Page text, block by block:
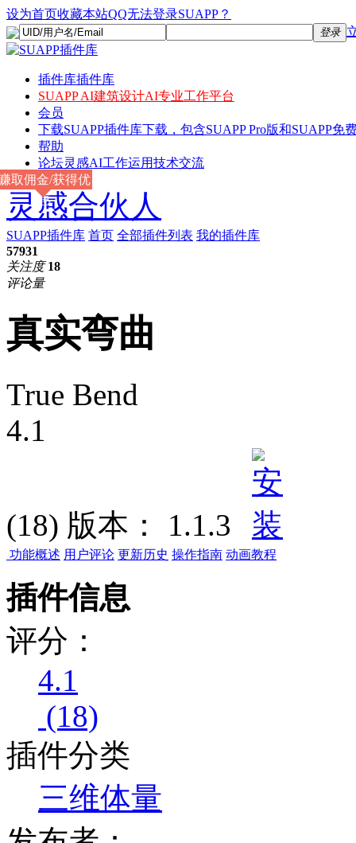
设为首页收藏本站QQ无法登录SUAPP？
登录
插件库插件库
SUAPP AI建筑设计AI专业工作平台
会员
下载SUAPP插件库下载，包含SUAPP Pro版和SUAPP免
帮助
论坛灵感AI工作运用技术交流
灵感合伙人
取佣金/获得优
惠
SUAPP插件库 首页 全部插件列表 我的插件库
57931
关注度 18
评论量
真实弯曲
True Bend
4.1
(18) 版本： 1.1.3
功能概述 用户评论 更新历史 操作指南 动画教程
插件信息
评分：
4.1
(18)
插件分类
三维体量